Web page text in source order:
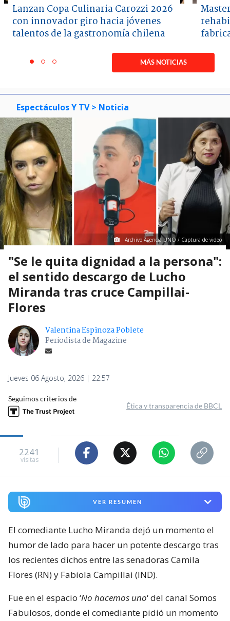
Lanzan Copa Culinaria Carozzi 2026
con innovador giro hacia jóvenes
talentos de la gastronomía chilena
itemitemitem
MÁS NOTICIAS
Espectáculos Y TV > Noticia
Archivo Agencia UNO / Captura de video
"Se le quita dignidad a la persona":
el sentido descargo de Lucho
Miranda tras cruce Campillai-
Flores
Valentina Espinoza Poblete
Periodista de Magazine
Jueves 06 Agosto, 2026 | 22:57
Seguimos criterios de
Ética y transparencia de BBCL
2241
visitas
VER RESUMEN
El comediante Lucho Miranda dejó un momento el
humor de lado para hacer un potente descargo tras
los recientes dichos entre las senadoras Camila
Flores (RN) y Fabiola Campillai (IND).
Fue en el espacio ‘No hacemos uno‘ del canal Somos
Fabulosos, donde el comediante pidió un momento